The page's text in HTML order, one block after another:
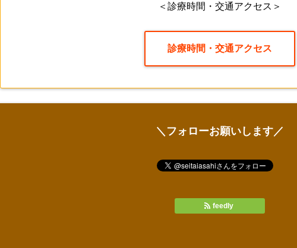
＜診療時間・交通アクセス＞
診療時間・交通アクセス
＼フォローお願いします／
feedly